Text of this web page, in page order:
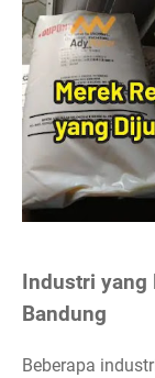
Industri
Bandung
Beberapa